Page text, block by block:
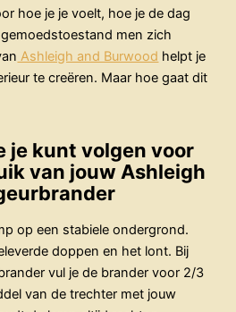
hoe je je voelt, hoe je de dag
men zich
Ashleigh and Burwood helpt je
te creëren. Maar hoe gaat dit
je kunt volgen voor
van jouw Ashleigh
op een stabiele ondergrond.
doppen en het lont. Bij
vul je de brander voor 2/3
van de trechter met jouw